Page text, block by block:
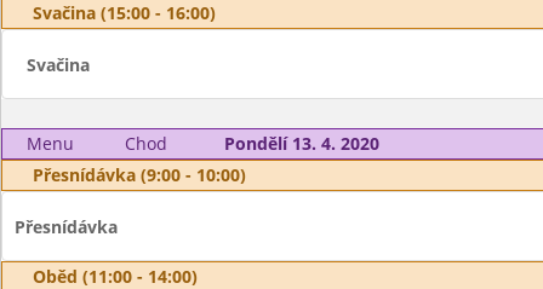
Svačina (15:00 - 16:00)
Svačina
Menu Chod
Pondělí 13. 4. 2020
Přesnídávka (9:00 - 10:00)
Přesnídávka
Oběd (11:00 - 14:00)